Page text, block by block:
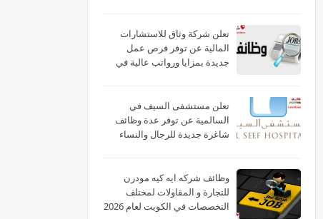
تعلن شركة وثاق للاستشارات
المالية عن توفر فرص عمل
جديدة بمزايا ورواتب عالية في
تعلن مستشفى السيف في
السالمية عن توفر عدة وظائف
شاغرة جديدة للرجال والنساء
وظائف شركه ايه كيه مودرن
للتجارة و المقاولات لمختلف
التخصصات في الكويت لعام 2026